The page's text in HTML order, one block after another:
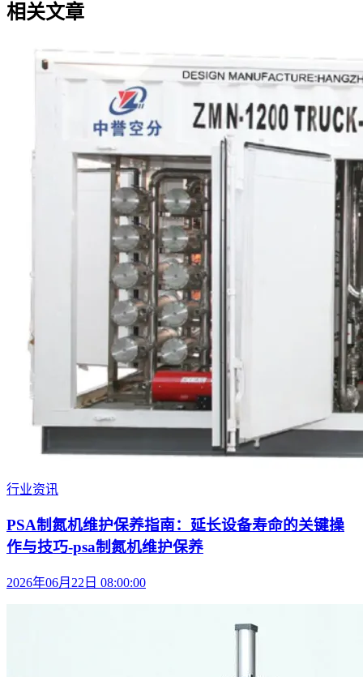
相关文章
行业资讯
PSA制氮机维护保养指南：延长设备寿命的关键操
作与技巧-psa制氮机维护保养
2026年06月22日 08:00:00